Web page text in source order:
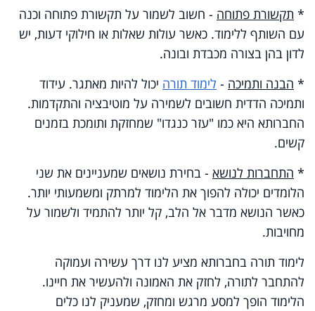
* תקשורת פתוחה - חשוב לשמור על תקשורת פתוחה וכנה
עם השותף ללימוד. כאשר עולות שאלות או חילוקי דעות, יש
לדון בהן בצורה מכבדת ובונה.
* הבנה ותמיכה - לימוד תורה יכול להיות מאתגר. עידוד
ותמיכה הדדית חשובים לשמירה על מוטיבציה והתקדמות.
החברותא היא כמו "עזר כנגדו" שמחזקת ותומכת בזמנים
קשים.
* התחברות לנושא - בחירת נושאים שמעניינים את שני
הלומדים יכולה להפוך את הלימוד למרתק ומשמעותי יותר.
כאשר הנושא מדבר אל הלב, קל יותר להתמיד ולשמור על
מחויבות.
לימוד תורה בחברותא מציע לנו דרך עשירה ועמוקה
להתחבר לתורה, לחזק את האמונה ולהעשיר את חיינו.
הלימוד הופך למסע מרגש ומחזק, שמעניק לנו כלים